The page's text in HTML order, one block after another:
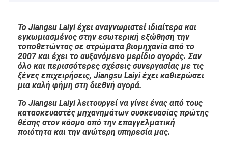
Το Jiangsu Laiyi έχει αναγνωριστεί ιδιαίτερα και
εγκωμιασμένος στην εσωτερική εξώθηση την
τοποθετώντας σε στρώματα βιομηχανία από το
2007 και έχει το αυξανόμενο μερίδιο αγοράς.Σαν
όλο και περισσότερες σχέσεις συνεργασίας με τις
ξένες επιχειρήσεις, Jiangsu Laiyi έχει καθιερώσει
μια καλή φήμη στη διεθνή αγορά.
Το Jiangsu Laiyi λειτουργεί να γίνει ένας από τους
κατασκευαστές μηχανημάτων συσκευασίας πρώτης
θέσης στον κόσμο από την επαγγελματική
ποιότητα και την ανώτερη υπηρεσία μας.